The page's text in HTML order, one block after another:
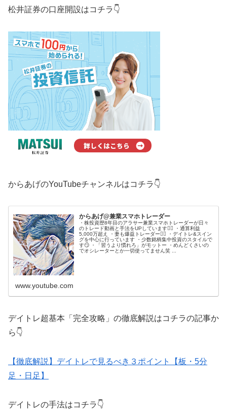
松井証券の口座開設はコチラ👇
からあげのYouTubeチャンネルはコチラ👇
からあげ@兼業スマホトレーダー
・株投資歴8年目のアラサー兼業スマホトレーダーが日々
のトレード動画と手法をUPしています🙋‍♂️ ・通算利益
5,000万超え ・妻も爆益トレーダー💁‍♀️ ・デイトレ&スイン
グを中心に行っています ・少数銘柄集中投資のスタイルで
す😏 ・「習うより慣れろ」がモットー ・めんどくさいの
でオシレーターとか一切使ってません笑 ...
www.youtube.com
デイトレ超基本「完全攻略」の徹底解説はコチラの記事か
ら👇
【徹底解説】デイトレで見るべき３ポイント【板・5分
足・日足】
デイトレの手法はコチラ👇